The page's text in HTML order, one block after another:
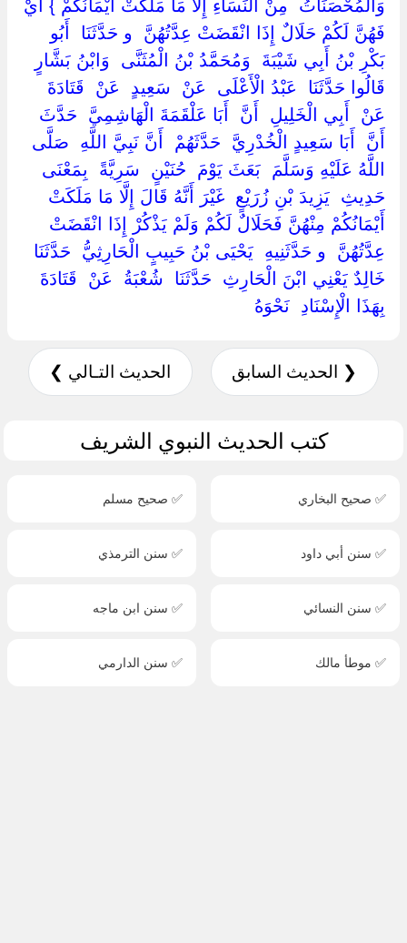
‏وَالْمُحْصَنَاتُ ‏ ‏مِنْ النِّسَاءِ إِلَّا مَا مَلَكَتْ أَيْمَانُكُمْ ‏} ‏أَيْ
فَهُنَّ لَكُمْ حَلَالٌ إِذَا انْقَضَتْ عِدَّتُهُنَّ ‏ ‏و حَدَّثَنَا ‏ ‏أَبُو
بَكْرِ بْنُ أَبِي شَيْبَةَ ‏ ‏وَمُحَمَّدُ بْنُ الْمُثَنَّى ‏ ‏وَابْنُ بَشَّارٍ ‏
‏قَالُوا حَدَّثَنَا ‏ ‏عَبْدُ الْأَعْلَى ‏ ‏عَنْ ‏ ‏سَعِيدٍ ‏ ‏عَنْ ‏ ‏قَتَادَةَ ‏
‏عَنْ ‏ ‏أَبِي الْخَلِيلِ ‏ ‏أَنَّ ‏ ‏أَبَا عَلْقَمَةَ الْهَاشِمِيَّ ‏ ‏حَدَّثَ
أَنَّ ‏ ‏أَبَا سَعِيدٍ الْخُدْرِيَّ ‏ ‏حَدَّثَهُمْ ‏ ‏أَنَّ نَبِيَّ اللَّهِ ‏ ‏صَلَّى
اللَّهُ عَلَيْهِ وَسَلَّمَ ‏ ‏بَعَثَ يَوْمَ ‏ ‏حُنَيْنٍ ‏ ‏سَرِيَّةً ‏ ‏بِمَعْنَى
حَدِيثِ ‏ ‏يَزِيدَ بْنِ زُرَيْعٍ ‏ ‏غَيْرَ أَنَّهُ قَالَ إِلَّا مَا مَلَكَتْ
أَيْمَانُكُمْ مِنْهُنَّ فَحَلَالٌ لَكُمْ وَلَمْ يَذْكُرْ إِذَا انْقَضَتْ
عِدَّتُهُنَّ ‏ ‏و حَدَّثَنِيهِ ‏ ‏يَحْيَى بْنُ حَبِيبٍ الْحَارِثِيُّ ‏ ‏حَدَّثَنَا ‏
‏خَالِدٌ يَعْنِي ابْنَ الْحَارِثِ ‏ ‏حَدَّثَنَا ‏ ‏شُعْبَةُ ‏ ‏عَنْ ‏ ‏قَتَادَةَ ‏
‏بِهَذَا الْإِسْنَادِ ‏ ‏نَحْوَهُ ‏
❮ الحديث السابق الحديث التـالي ❯
كتب الحديث النبوي الشريف
✅ صحيح البخاري ✅ صحيح مسلم
✅ سنن أبي داود ✅ سنن الترمذي
✅ سنن النسائي ✅ سنن ابن ماجه
✅ موطأ مالك ✅ سنن الدارمي